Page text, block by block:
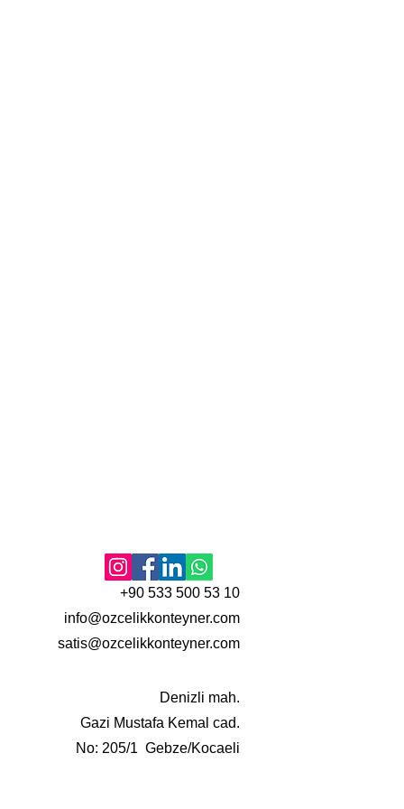
+90 533 500 53 10
info@ozcelikkonteyner.com
satis@ozcelikkonteyner.com
Denizli mah.
Gazi Mustafa Kemal cad.
No: 205/1 Gebze/Kocaeli